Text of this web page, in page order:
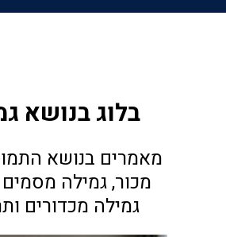
בלוג בנושא
מאמרים בנושא
מכור, גמילה
גמילה מכדורים